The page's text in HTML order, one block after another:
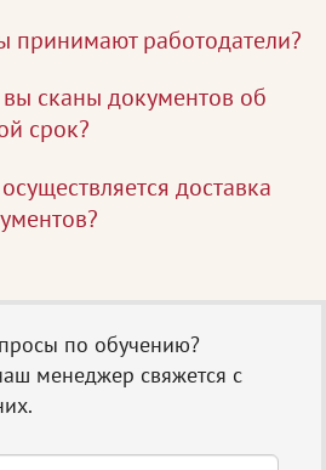
принимают работодатели?
сканы документов об
срок?
доставка
по обучению?
менеджер свяжется с